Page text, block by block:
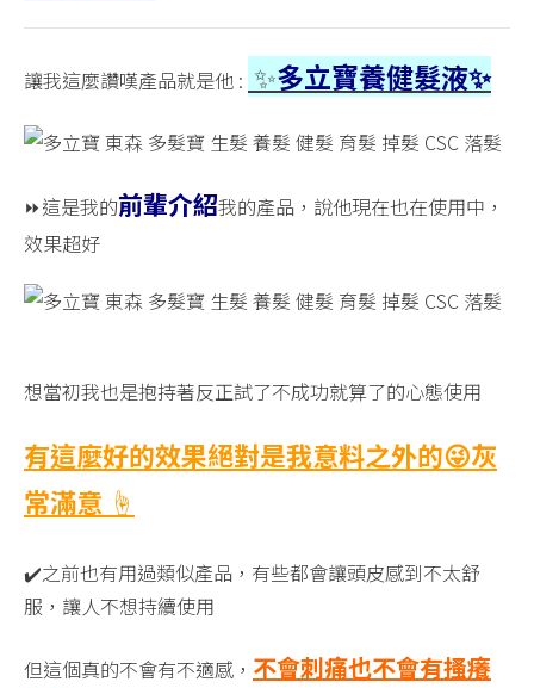
讓我這麼讚嘆產品就是他 : ✨多立寶養健髮液✨
⏩這是我的前輩介紹我的產品，說他現在也在使用中，
效果超好
想當初我也是抱持著反正試了不成功就算了的心態使用
有這麼好的效果絕對是我意料之外的😜灰
常滿意 ☝️
✔️之前也有用過類似產品，有些都會讓頭皮感到不太舒
服，讓人不想持續使用
但這個真的不會有不適感， 不會刺痛也不會有搔癢